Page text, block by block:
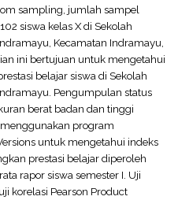
sampling, jumlah sampel
siswa kelas X di Sekolah
Kecamatan Indramayu,
ini bertujuan untuk mengetahui
belajar siswa di Sekolah
Pengumpulan status
berat badan dan tinggi
program
untuk mengetahui indeks
prestasi belajar diperoleh
rapor siswa semester I. Uji
korelasi Pearson Product